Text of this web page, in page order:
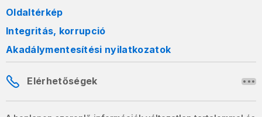
Oldaltérkép
Integritás, korrupció
Akadálymentesítési nyilatkozatok
Elérhetőségek